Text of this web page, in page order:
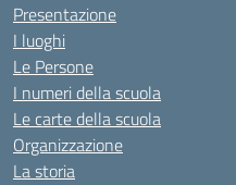
Presentazione
I luoghi
Le Persone
I numeri della scuola
Le carte della scuola
Organizzazione
La storia